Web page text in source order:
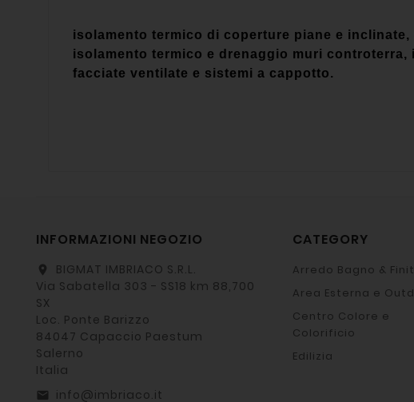
isolamento termico di coperture piane e inclinate,
isolamento termico e drenaggio muri
facciate ventilate e sistemi a cappotto.
INFORMAZIONI NEGOZIO
location_on
BIGMAT IMBRIACO S.R.L.
Via Sabatella 303 - SS18 km 88,700
SX
Loc. Ponte Barizzo
84047 Capaccio Paestum
Salerno
Italia
email info@imbriaco.it
CATEGORY
Arredo Bagno &
Area Esterna e
Centro Colore e
Colorificio
Edilizia